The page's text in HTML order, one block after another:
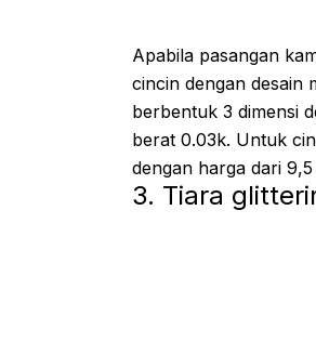
Apabila pasangan
cincin dengan desain
berbentuk 3 dimensi
berat 0.03k. Untuk
dengan harga dari 9,5
3. Tiara